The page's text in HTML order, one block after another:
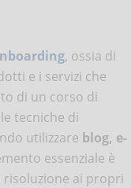
, ossia di
e i servizi che
di un corso di
tecniche di
utilizzare blog, e-
essenziale è
risoluzione ai propri